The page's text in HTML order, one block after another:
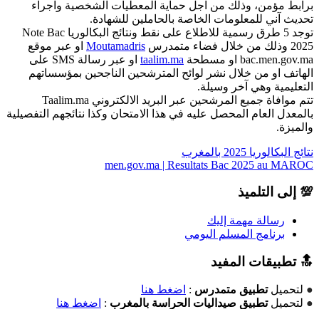
برابط مؤمن، وذلك من اجل حماية المعطيات الشخصية واجراء
تحديث آني للمعلومات الخاصة بالحاملين للشهادة.
توجد 5 طرق رسمية للاطلاع على نقط ونتائج البكالوريا Note Bac
2025 وذلك من خلال فضاء متمدرس
Moutamadris او عبر موقع
bac.men.gov.ma او مسطحة
taalim.ma
او عبر رسالة SMS على
الهاتف او من خلال نشر لوائح المترشحين الناجحين بمؤسساتهم
التعليمية وهي آخر وسيلة.
تتم موافاة جميع المرشحين عبر البريد الالكتروني Taalim.ma
بالمعدل العام المحصل عليه في هذا الامتحان وكذا نتائجهم التفصيلية
والميزة.
نتائج البكالوريا 2025 بالمغرب
men.gov.ma | Resultats Bac 2025 au MAROC
💯 إلى التلميذ
رسالة مهمة إليك
برنامج المسلم اليومي
🔝 تطبيقات المفيد
● لتحميلتطبيق متمدرس : اضغط هنا
● لتحميلتطبيق صيداليات الحراسة بالمغرب : اضغط هنا